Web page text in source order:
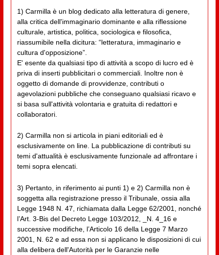
1) Carmilla è un blog dedicato alla letteratura di genere,
alla critica dell'immaginario dominante e alla riflessione
culturale, artistica, politica, sociologica e filosofica,
riassumibile nella dicitura: “letteratura, immaginario e
cultura d'opposizione”.
E' esente da qualsiasi tipo di attività a scopo di lucro ed è
priva di inserti pubblicitari o commerciali. Inoltre non è
oggetto di domande di provvidenze, contributi o
agevolazioni pubbliche che conseguano qualsiasi ricavo e
si basa sull'attività volontaria e gratuita di redattori e
collaboratori.
2) Carmilla non si articola in piani editoriali ed è
esclusivamente on line. La pubblicazione di contributi su
temi d'attualità è esclusivamente funzionale ad affrontare i
temi sopra elencati.
3) Pertanto, in riferimento ai punti 1) e 2) Carmilla non è
soggetta alla registrazione presso il Tribunale, ossia alla
Legge 1948 N. 47, richiamata dalla Legge 62/2001, nonché
l’Art. 3-Bis del Decreto Legge 103/2012, _N. 4_16 e
successive modifiche, l’Articolo 16 della Legge 7 Marzo
2001, N. 62 e ad essa non si applicano le disposizioni di cui
alla delibera dell'Autorità per le Garanzie nelle